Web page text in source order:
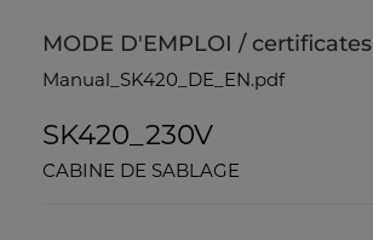
MODE D'EMPLOI / certificates
Manual_SK420_DE_EN.pdf
SK420_230V
CABINE DE SABLAGE